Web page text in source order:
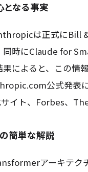
となる事実
は正式にBill
同時にClaude for
によると、この情
公式発表
イト、Forbes、The
簡単な解説
アーキテク